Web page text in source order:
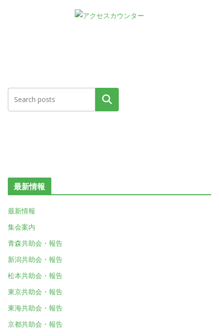
検索
最新情報
最新情報
集会案内
青森共助会・報告
新潟共助会・報告
松本共助会・報告
東京共助会・報告
東海共助会・報告
京都共助会・報告